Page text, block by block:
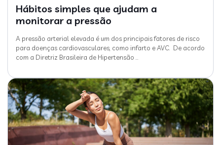
Hábitos simples que ajudam a
monitorar a pressão
A pressão arterial elevada é um dos principais fatores de risco
para doenças cardiovasculares, como infarto e AVC. De acordo
com a Diretriz Brasileira de Hipertensão